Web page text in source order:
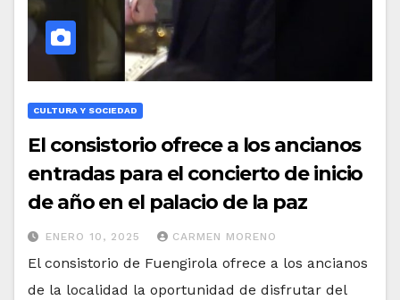
CULTURA Y SOCIEDAD
El consistorio ofrece a los ancianos
entradas para el concierto de inicio
de año en el palacio de la paz
ENERO 10, 2025 CARMEN MORENO
El consistorio de Fuengirola ofrece a los ancianos
de la localidad la oportunidad de disfrutar del